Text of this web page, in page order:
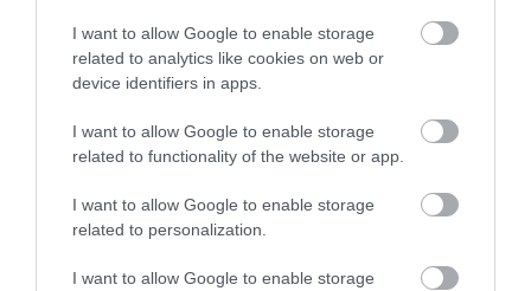
I want to allow Google to enable storage
related to analytics like cookies on web or
device identifiers in apps.
I want to allow Google to enable storage
related to functionality of the website or app.
I want to allow Google to enable storage
related to personalization.
I want to allow Google to enable storage